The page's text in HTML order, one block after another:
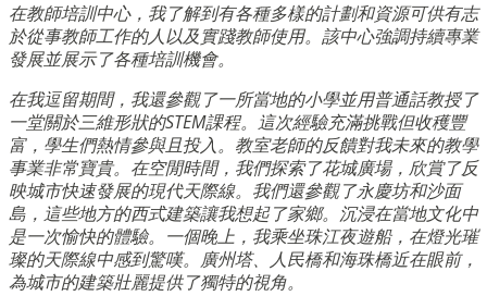
在教師培訓中心，我了解到有各種多樣的計劃和資源可供有志
於從事教師工作的人以及實踐教師使用。該中心強調持續專業
發展並展示了各種培訓機會。
在我逗留期間，我還參觀了一所當地的小學並用普通話教授了
一堂關於三維形狀的STEM課程。這次經驗充滿挑戰但收穫豐
富，學生們熱情參與且投入。教室老師的反饋對我未來的教學
事業非常寶貴。在空閒時間，我們探索了花城廣場，欣賞了反
映城市快速發展的現代天際線。我們還參觀了永慶坊和沙面
島，這些地方的西式建築讓我想起了家鄉。沉浸在當地文化中
是一次愉快的體驗。一個晚上，我乘坐珠江夜遊船，在燈光璀
璨的天際線中感到驚嘆。廣州塔、人民橋和海珠橋近在眼前，
為城市的建築壯麗提供了獨特的視角。